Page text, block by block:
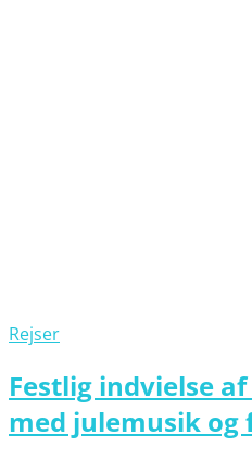
Rejser
Festlig indvielse
med julemusik